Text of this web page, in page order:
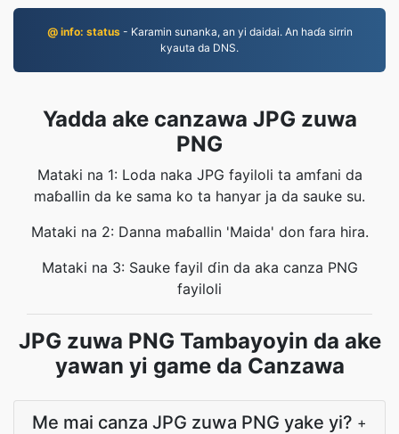
@ info: status- Ƙaramin sunanka, an yi daidai. An haɗa sirrin
kyauta da DNS.
Yadda ake canzawa JPG zuwa
PNG
Mataki na 1: Loda naka JPG fayiloli ta amfani da
maɓallin da ke sama ko ta hanyar ja da sauke su.
Mataki na 2: Danna maɓallin 'Maida' don fara hira.
Mataki na 3: Sauke fayil ɗin da aka canza PNG
fayiloli
JPG zuwa PNG Tambayoyin da ake
yawan yi game da Canzawa
Me mai canza JPG zuwa PNG yake yi? +